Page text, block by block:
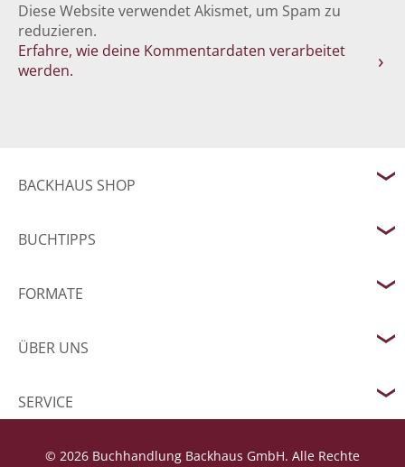
Diese Website verwendet Akismet, um Spam zu
reduzieren.
Erfahre, wie deine Kommentardaten verarbeitet
werden.
BACKHAUS SHOP
BUCHTIPPS
FORMATE
ÜBER UNS
SERVICE
© 2026 Buchhandlung Backhaus GmbH. Alle Rechte